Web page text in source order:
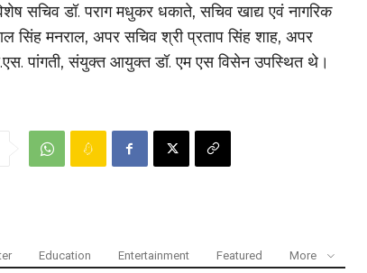
सचिव डॉ. पराग मधुकर धकाते, सचिव खाद्य एवं नागरिक
सिंह मनराल, अपर सचिव श्री प्रताप सिंह शाह, अपर
पांगती, संयुक्त आयुक्त डॉ. एम एस विसेन उपस्थित थे।
Education Entertainment Featured More